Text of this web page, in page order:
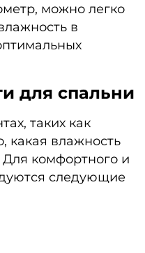
можно легко
в
для спальни
таких как
какая влажность
комфортного и
следующие